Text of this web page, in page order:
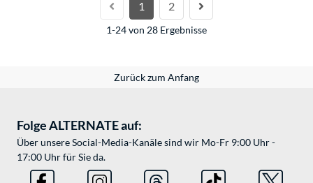
1 2
1-24 von 28 Ergebnisse
Zurück zum Anfang
Folge ALTERNATE auf:
Über unsere Social-Media-Kanäle sind wir Mo-Fr 9:00 Uhr -
17:00 Uhr für Sie da.